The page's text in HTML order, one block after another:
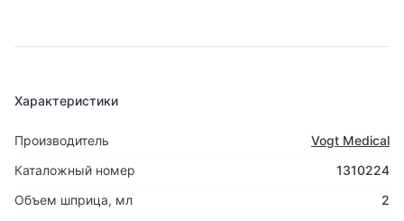
Характеристики
Производитель
Vogt Medical
Каталожный номер
1310224
Объем шприца, мл
2